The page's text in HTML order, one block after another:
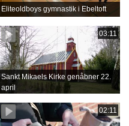
Eliteoldboys gymnastik i Ebeltoft
03:11
Sankt Mikaels Kirke genåbner 22.
april
02:11